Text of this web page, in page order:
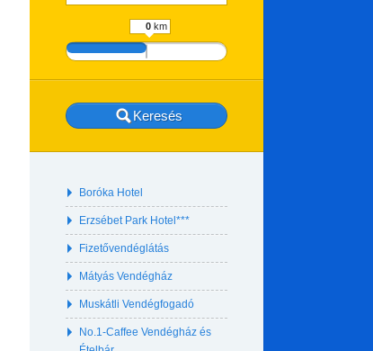
km
Boróka Hotel
Erzsébet Park Hotel***
Fizetővendéglátás
Mátyás Vendégház
Muskátli Vendégfogadó
No.1-Caffee Vendégház és